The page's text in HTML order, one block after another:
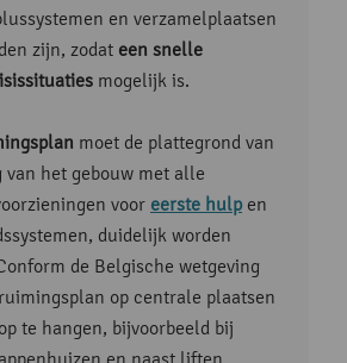
en verzamelplaatsen
zijn, zodat een snelle
mogelijk is.
moet de plattegrond van
van het gebouw met alle
voor eerste hulpen
duidelijk worden
de Belgische wetgeving
op centrale plaatsen
te hangen, bijvoorbeeld bij
en naast liften.